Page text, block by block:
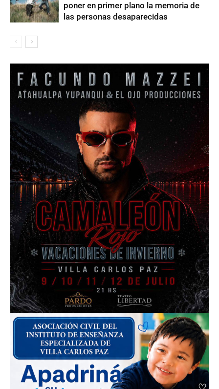
poner en primer plano la memoria de
las personas desaparecidas